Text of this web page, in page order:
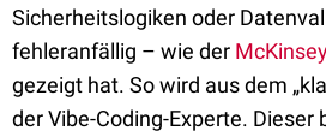
Sicherheitslogiken oder
fehleranfällig – wie der
gezeigt hat. So wird aus dem
der Vibe-Coding-Experte.